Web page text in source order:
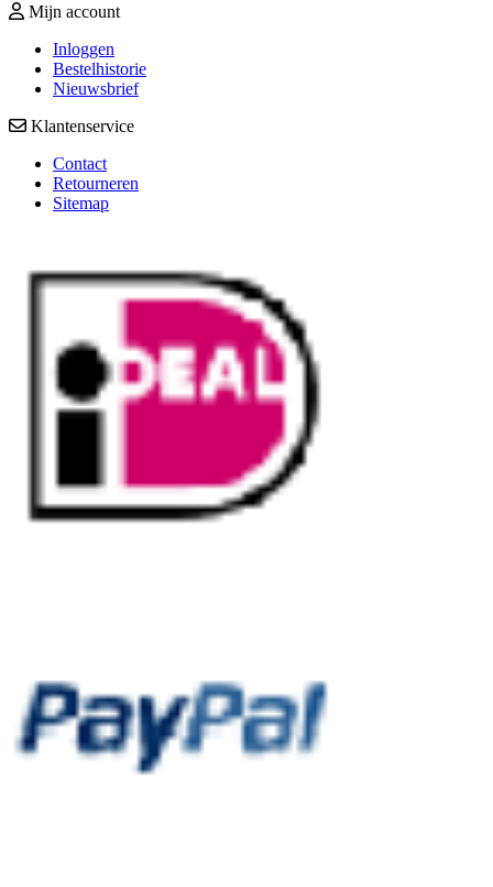
Mijn account
Inloggen
Bestelhistorie
Nieuwsbrief
Klantenservice
Contact
Retourneren
Sitemap